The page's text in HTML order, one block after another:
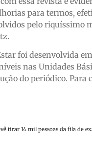
para termos,
pelo riquíssimo
foi desenvolvida
nas Unidades
do periódico.